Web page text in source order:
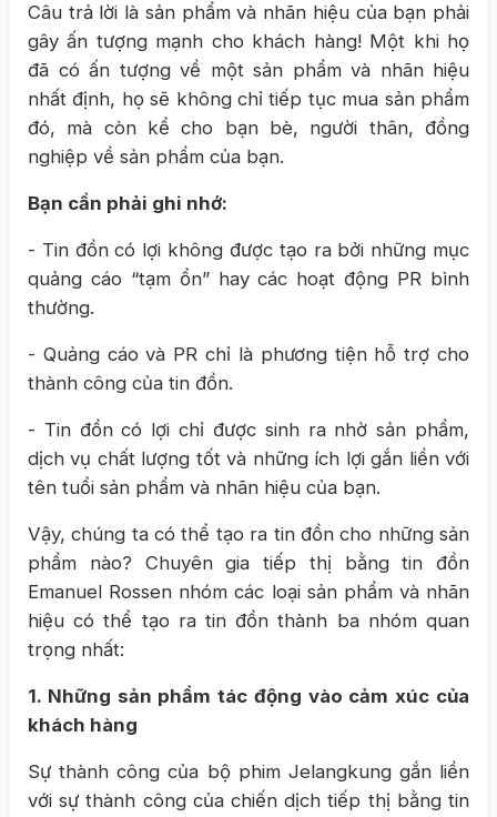
Câu trả lời là sản phẩm và nhãn hiệu của bạn phải
gây ấn tượng mạnh cho khách hàng! Một khi họ
đã có ấn tượng về một sản phẩm và nhãn hiệu
nhất định, họ sẽ không chỉ tiếp tục mua sản phẩm
đó, mà còn kể cho bạn bè, người thân, đồng
nghiệp về sản phẩm của bạn.
Bạn cần phải ghi nhớ:
- Tin đồn có lợi không được tạo ra bởi những mục
quảng cáo “tạm ổn” hay các hoạt động PR bình
thường.
- Quảng cáo và PR chỉ là phương tiện hỗ trợ cho
thành công của tin đồn.
- Tin đồn có lợi chỉ được sinh ra nhờ sản phẩm,
dịch vụ chất lượng tốt và những ích lợi gắn liền với
tên tuổi sản phẩm và nhãn hiệu của bạn.
Vậy, chúng ta có thể tạo ra tin đồn cho những sản
phẩm nào? Chuyên gia tiếp thị bằng tin đồn
Emanuel Rossen nhóm các loại sản phẩm và nhãn
hiệu có thể tạo ra tin đồn thành ba nhóm quan
trọng nhất:
1. Những sản phẩm tác động vào cảm xúc của
khách hàng
Sự thành công của bộ phim Jelangkung gắn liền
với sự thành công của chiến dịch tiếp thị bằng tin